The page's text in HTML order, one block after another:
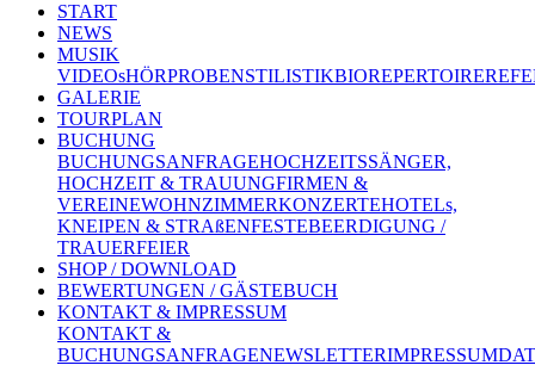
START
NEWS
MUSIK
VIDEOsHÖRPROBENSTILISTIKBIOREPERTOIRE
GALERIE
TOURPLAN
BUCHUNG
BUCHUNGSANFRAGEHOCHZEITSSÄNGER,
HOCHZEIT & TRAUUNGFIRMEN &
VEREINEWOHNZIMMERKONZERTEHOTELs,
KNEIPEN & STRAßENFESTEBEERDIGUNG /
TRAUERFEIER
SHOP / DOWNLOAD
BEWERTUNGEN / GÄSTEBUCH
KONTAKT & IMPRESSUM
KONTAKT &
BUCHUNGSANFRAGENEWSLETTERIMPRESSUM